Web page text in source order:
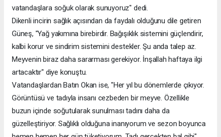
vatandaşlara soğuk olarak sunuyoruz" dedi.
Dikenli incirin sağlık açısından da faydalı olduğunu dile getiren
Güneş, "Yağ yakımına birebirdir. Bağışıklık sistemini güçlendirir,
kalbi korur ve sindirim sistemini destekler. Şu anda talep az.
Meyvenin biraz daha sararması gerekiyor. İnşallah haftaya ilgi
artacaktır" diye konuştu.
Vatandaşlardan Batın Okan ise, "Her yıl bu dönemlerde çıkıyor.
Görüntüsü ve tadıyla insanı cezbeden bir meyve. Özellikle
buzun içinde soğutularak sunulması tadını daha da
güzelleştiriyor. Sağlıklı olduğuna inanıyorum ve sezon boyunca